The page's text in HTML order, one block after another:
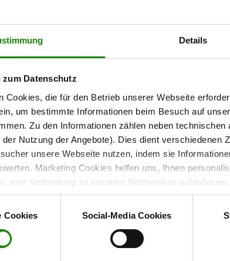
Details
Datenschutz
Cookies, die für den Betrieb unserer Webseite
um bestimmte Informationen beim Besuch auf
Zu den Informationen zählen neben
der Nutzung der Angebote). Dies dient
unsere Webseite nutzen, indem sie
Marketing Cookies helfen uns, Ihnen
eine Verbindung zu sozialen Netzwerken
können frei entscheiden, welche Kategorien sie
„ Ablehnen “, wenn Sie nur notwendige Cookies
jederzeit mit Wirkung für die Zukunft widerrufen.
Cookies
Social-Media Cookies
Mit seiner großzügigen Platte und den sanft
deines Outdoor-Bereichs. Ob für gesellige
für Outdoor-Exzellenz
(Sintered Stone)bietet nicht nur eine edle Optik,
UV- und farbbeständig sowie wetterfest – das
sich derGartentischideal für wechselnde
Gestell